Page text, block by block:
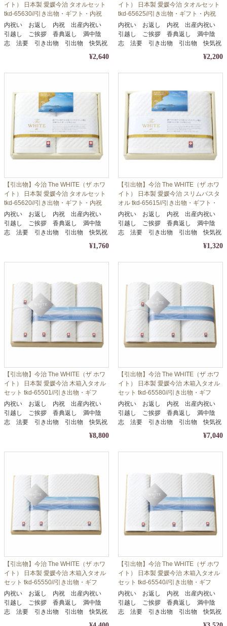
イト） 日本製 愛媛今治 タオルセット
tkd-65630//引き出物・ギフト・内祝
い・お中元・お歳暮等に
内祝い お返し 内祝 出産内祝い
引越し ご挨拶 香典返し 満中陰
志 法要 引き出物 引出物 快気祝
¥2,640
イト） 日本製 愛媛今治 タオルセット
tkd-65625//引き出物・ギフト・内祝
い・お中元・お歳暮等に
内祝い お返し 内祝 出産内祝い
引越し ご挨拶 香典返し 満中陰
志 法要 引き出物 引出物 快気祝
¥2,200
【引出物】今治 The WHITE（ザ ホワ
イト） 日本製 愛媛今治 タオルセット
tkd-65620//引き出物・ギフト・内祝
い・お中元・お歳暮等に
内祝い お返し 内祝 出産内祝い
引越し ご挨拶 香典返し 満中陰
志 法要 引き出物 引出物 快気祝
¥1,760
【引出物】今治 The WHITE（ザ ホワ
イト） 日本製 愛媛今治 スリムバスタ
オル tkd-65615//引き出物・ギフト・
内祝い・お中元・お歳暮等に
内祝い お返し 内祝 出産内祝い
引越し ご挨拶 香典返し 満中陰
志 法要 引き出物 引出物 快気祝
¥1,320
【引出物】今治 The WHITE（ザ ホワ
イト） 日本製 愛媛今治 木箱入タオル
セット tkd-65501//引き出物・ギフ
ト・内祝い・お中元・お歳暮等に
内祝い お返し 内祝 出産内祝い
引越し ご挨拶 香典返し 満中陰
志 法要 引き出物 引出物 快気祝
¥8,800
【引出物】今治 The WHITE（ザ ホワ
イト） 日本製 愛媛今治 木箱入タオル
セット tkd-65580//引き出物・ギフ
ト・内祝い・お中元・お歳暮等に
内祝い お返し 内祝 出産内祝い
引越し ご挨拶 香典返し 満中陰
志 法要 引き出物 引出物 快気祝
¥7,040
【引出物】今治 The WHITE（ザ ホワ
イト） 日本製 愛媛今治 木箱入タオル
セット tkd-65550//引き出物・ギフ
ト・内祝い・お中元・お歳暮等に
内祝い お返し 内祝 出産内祝い
引越し ご挨拶 香典返し 満中陰
志 法要 引き出物 引出物 快気祝
【引出物】今治 The WHITE（ザ ホワ
イト） 日本製 愛媛今治 木箱入タオル
セット tkd-65540//引き出物・ギフ
ト・内祝い・お中元・お歳暮等に
内祝い お返し 内祝 出産内祝い
引越し ご挨拶 香典返し 満中陰
志 法要 引き出物 引出物 快気祝